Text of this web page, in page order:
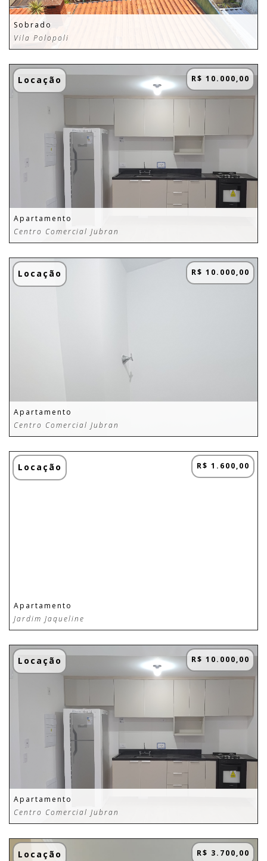
Sobrado
Vila Polopoli
Locação R$ 10.000,00
Apartamento
Centro Comercial Jubran
Locação R$ 10.000,00
Apartamento
Centro Comercial Jubran
Locação R$ 1.600,00
Apartamento
Jardim Jaqueline
Locação R$ 10.000,00
Apartamento
Centro Comercial Jubran
Locação R$ 3.700,00